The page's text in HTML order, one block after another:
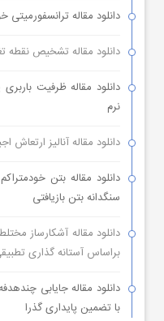
دانلود مقاله
دانلود مقاله تشخیص نقطه
دانلود مقاله ظرفیت
نرم
دانلود مقاله آنالیز
دانلود مقاله بتن
سنگدانه بتن بازیافتی
براساس آستانه گذاری
با تضمین پایداری گذرا